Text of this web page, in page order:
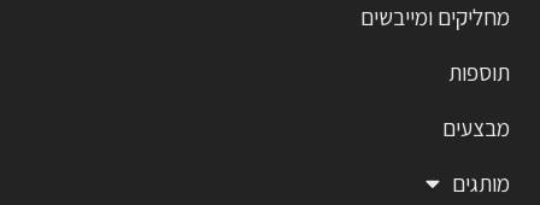
מחליקים ומייבשים
תוספות
מבצעים
מותגים